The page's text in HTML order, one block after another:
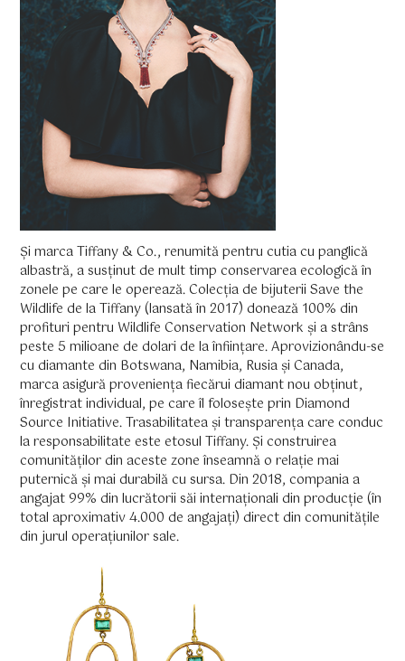
Și marca Tiffany & Co., renumită pentru cutia cu panglică
albastră, a susținut de mult timp conservarea ecologică în
zonele pe care le operează. Colecția de bijuterii Save the
Wildlife de la Tiffany (lansată în 2017) donează 100% din
profituri pentru Wildlife Conservation Network și a strâns
peste 5 milioane de dolari de la înființare. Aprovizionându-se
cu diamante din Botswana, Namibia, Rusia și Canada,
marca asigură proveniența fiecărui diamant nou obținut,
înregistrat individual, pe care îl folosește prin Diamond
Source Initiative. Trasabilitatea și transparența care conduc
la responsabilitate este etosul Tiffany. Și construirea
comunităților din aceste zone înseamnă o relație mai
puternică și mai durabilă cu sursa. Din 2018, compania a
angajat 99% din lucrătorii săi internaționali din producție (în
total aproximativ 4.000 de angajați) direct din comunitățile
din jurul operațiunilor sale.